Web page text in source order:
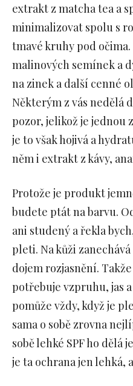
extrakt z matcha tea a
minimalizovat spolu s
tmavé kruhy pod
malinových semínek a
na zinek a další cenné
Některým z vás nedělá
pozor, jelikož je jednou
je to však hojivá a
něm i extrakt z kávy,
Protože je produkt
budete ptát na barvu.
ani studený a řekla
pleti. Na kůži
dojem rozjasnění.
potřebuje vzpruhu, jas
pomůže vždy, když je
sama o sobě zrovna
sobě lehké SPF ho dělá
je ta ochrana jen lehká,